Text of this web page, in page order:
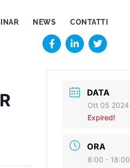
NEWS CONTATTI
F
a
L
i
d
i
T
w
r
DATA
Ott 05 2024
Expired!
ORA
8:00 - 18:00